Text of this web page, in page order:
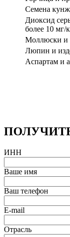
Семена
Диоксид
более 10 мг/
Моллюски и
Люпин и
Аспартам и
ИНН
Ваше имя
Ваш телефон
E-mail
Отрасль